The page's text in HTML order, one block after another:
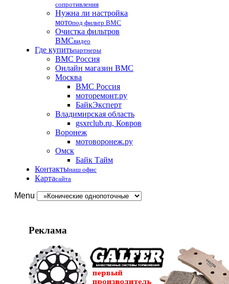
сопротивления
Нужна ли настройка
мотопод фильтр BMC
Очистка фильтров
BMCвидео
Где купитьпартнеры
BMC Россия
Онлайн магазин BMC
Москва
BMC Россия
моторемонт.ру
БайкЭксперт
Владимирская область
gsxrclub.ru, Ковров
Воронеж
мотоворонеж.ру
Омск
Байк Тайм
Контактынаш офис
Картасайта
Menu
Реклама